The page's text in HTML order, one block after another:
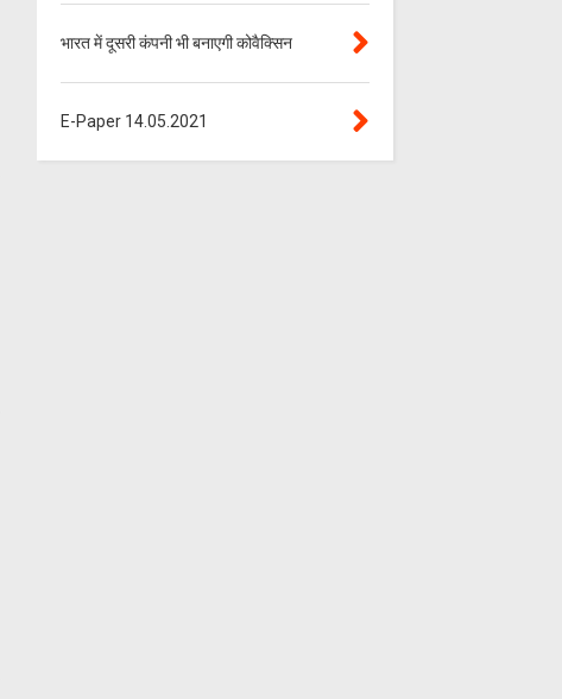
भारत में दूसरी कंपनी भी बनाएगी कोवैक्सिन
E-Paper 14.05.2021